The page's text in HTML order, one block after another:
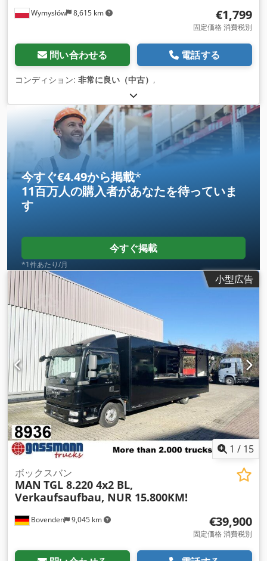
Wymysłów 8,615 km €1,799
固定価格 消費税別
問い合わせる 電話する
コンディション: 非常に良い（中古） ,
今すぐ€4.49から掲載*
11百万人の購入者があなたを待っていま
す
今すぐ掲載
*1件あたり/月
小型広告
1 / 15
Bovenden 9,045 km
ボックスバン
MAN TGL 8.220 4x2 BL,
Verkaufsaufbau, NUR 15.800KM!
€39,900
固定価格 消費税別